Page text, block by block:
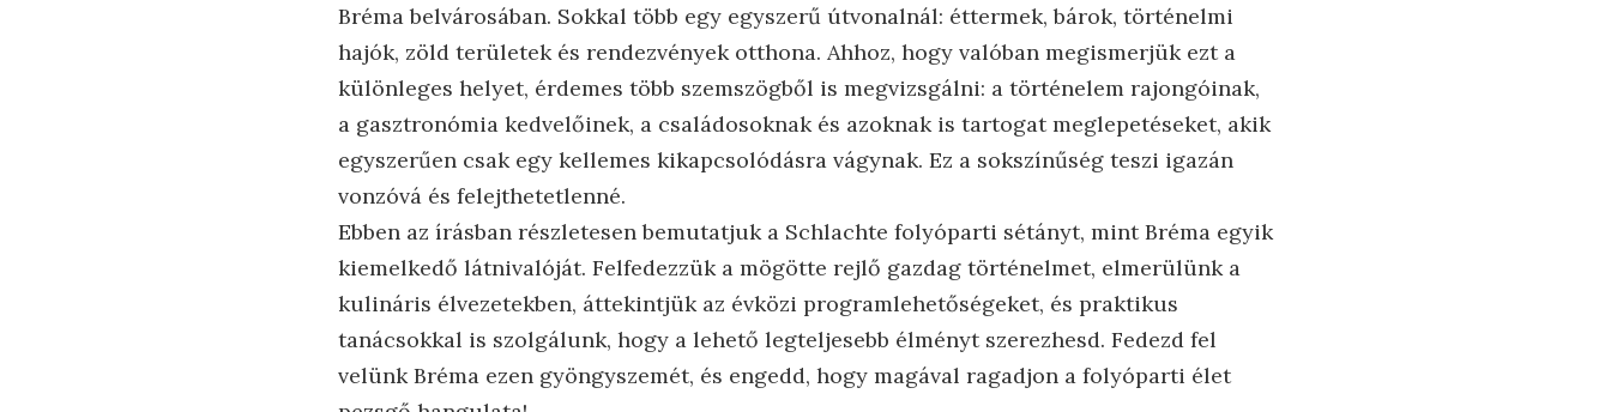
Bréma belvárosában. Sokkal több egy egyszerű útvonalnál: éttermek, bárok, történelmi
hajók, zöld területek és rendezvények otthona. Ahhoz, hogy valóban megismerjük ezt a
különleges helyet, érdemes több szemszögből is megvizsgálni: a történelem rajongóinak,
a gasztronómia kedvelőinek, a családosoknak és azoknak is tartogat meglepetéseket, akik
egyszerűen csak egy kellemes kikapcsolódásra vágynak. Ez a sokszínűség teszi igazán
vonzóvá és felejthetetlenné.
Ebben az írásban részletesen bemutatjuk a Schlachte folyóparti sétányt, mint Bréma egyik
kiemelkedő látnivalóját. Felfedezzük a mögötte rejlő gazdag történelmet, elmerülünk a
kulináris élvezetekben, áttekintjük az évközi programlehetőségeket, és praktikus
tanácsokkal is szolgálunk, hogy a lehető legteljesebb élményt szerezhesd. Fedezd fel
velünk Bréma ezen gyöngyszemét, és engedd, hogy magával ragadjon a folyóparti élet